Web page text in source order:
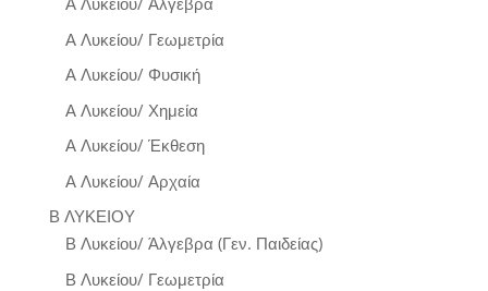
Α Λυκείου/ Γεωμετρία
Α Λυκείου/ Φυσική
Α Λυκείου/ Χημεία
Α Λυκείου/ Έκθεση
Α Λυκείου/ Αρχαία
Β ΛΥΚΕΙΟΥ
Β Λυκείου/ Άλγεβρα (Γεν. Παιδείας)
Β Λυκείου/ Γεωμετρία